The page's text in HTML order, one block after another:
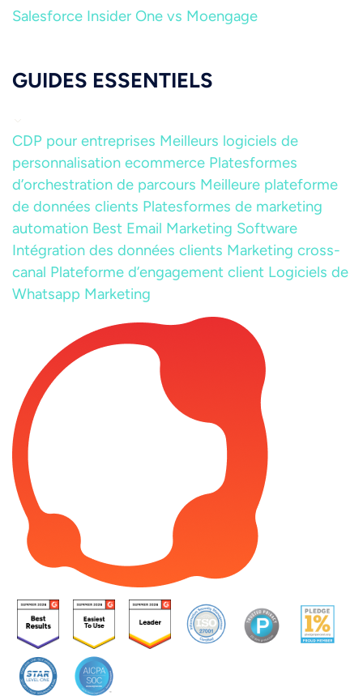
Salesforce Insider One vs Moengage
GUIDES ESSENTIELS
CDP pour entreprises Meilleurs logiciels de
personnalisation ecommerce Platesformes
d’orchestration de parcours Meilleure plateforme
de données clients Platesformes de marketing
automation Best Email Marketing Software
Intégration des données clients Marketing cross-
canal Plateforme d’engagement client Logiciels de
Whatsapp Marketing